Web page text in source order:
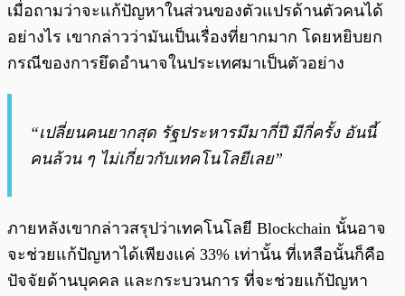
เมื่อถามว่าจะแก้ปัญหาในส่วนของตัวแปรด้านตัวคนได้
อย่างไร เขากล่าวว่ามันเป็นเรื่องที่ยากมาก โดยหยิบยก
กรณีของการยึดอำนาจในประเทศมาเป็นตัวอย่าง
“เปลี่ยนคนยากสุด รัฐประหารมีมากี่ปี มีกี่ครั้ง อันนี้
คนล้วน ๆ ไม่เกี่ยวกับเทคโนโลยีเลย”
ภายหลังเขากล่าวสรุปว่าเทคโนโลยี Blockchain นั้นอาจ
จะช่วยแก้ปัญหาได้เพียงแค่ 33% เท่านั้น ที่เหลือนั้นก็คือ
ปัจจัยด้านบุคคล และกระบวนการ ที่จะช่วยแก้ปัญหา